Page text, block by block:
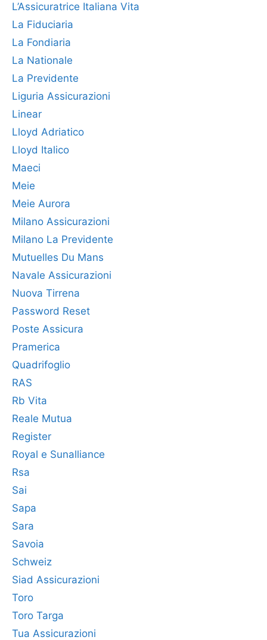
L’Assicuratrice Italiana Vita
La Fiduciaria
La Fondiaria
La Nationale
La Previdente
Liguria Assicurazioni
Linear
Lloyd Adriatico
Lloyd Italico
Maeci
Meie
Meie Aurora
Milano Assicurazioni
Milano La Previdente
Mutuelles Du Mans
Navale Assicurazioni
Nuova Tirrena
Password Reset
Poste Assicura
Pramerica
Quadrifoglio
RAS
Rb Vita
Reale Mutua
Register
Royal e Sunalliance
Rsa
Sai
Sapa
Sara
Savoia
Schweiz
Siad Assicurazioni
Toro
Toro Targa
Tua Assicurazioni